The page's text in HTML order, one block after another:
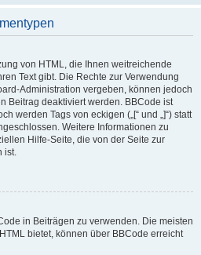
von HTML, die Ihnen weitreichende
Text gibt. Die Rechte zur Verwendung
Administration vergeben, können jedoch
Beitrag deaktiviert werden. BBCode ist
werden Tags von eckigen („[“ und „]“) statt
Weitere Informationen zu
Hilfe-Seite, die von der Seite zur
ist.
in Beiträgen zu verwenden. Die meisten
bietet, können über BBCode erreicht